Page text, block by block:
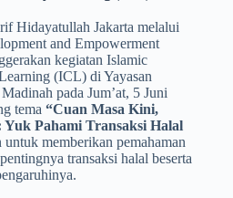
Hidayatullah Jakarta melalui
and Empowerment
kegiatan Islamic
(ICL) di Yayasan
pada Jum’at, 5 Juni
tema “Cuan Masa Kini,
Pahami Transaksi Halal
memberikan pemahaman
transaksi halal beserta